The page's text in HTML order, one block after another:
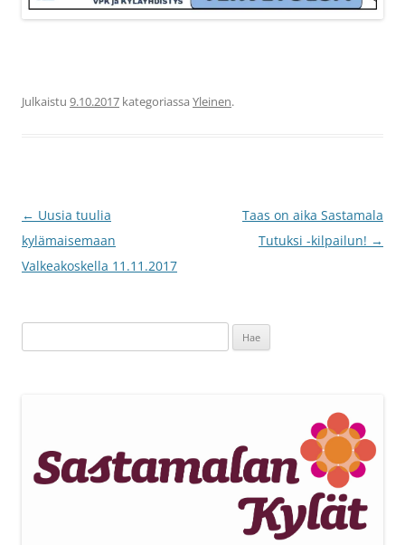
Julkaistu 9.10.2017 kategoriassa Yleinen.
Artikkelien
selaus
← Uusia tuulia
kylämaisemaan
Valkeakoskella 11.11.2017
Taas on aika Sastamala
Tutuksi -kilpailun! →